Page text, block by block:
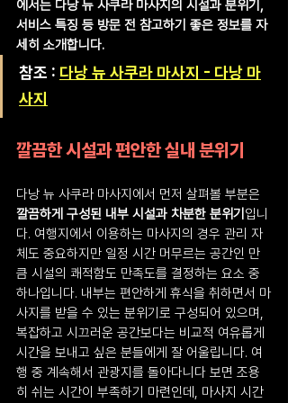
에서는 다낭 뉴 사쿠라 마사지의 시설과 분위기,
서비스 특징 등 방문 전 참고하기 좋은 정보를 자
세히 소개합니다.
참조 : 다낭 뉴 사쿠라 마사지 - 다낭 마
사지
깔끔한 시설과 편안한 실내 분위기
다낭 뉴 사쿠라 마사지에서 먼저 살펴볼 부분은
깔끔하게 구성된 내부 시설과 차분한 분위기 입니
다. 여행지에서 이용하는 마사지의 경우 관리 자
체도 중요하지만 일정 시간 머무르는 공간인 만
큼 시설의 쾌적함도 만족도를 결정하는 요소 중
하나입니다. 내부는 편안하게 휴식을 취하면서 마
사지를 받을 수 있는 분위기로 구성되어 있으며,
복잡하고 시끄러운 공간보다는 비교적 여유롭게
시간을 보내고 싶은 분들에게 잘 어울립니다. 여
행 중 계속해서 관광지를 돌아다니다 보면 조용
히 쉬는 시간이 부족하기 마련인데, 마사지 시간